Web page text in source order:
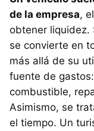
de la empresa,
obtener liquidez.
se convierte en
más allá de su
fuente de
combustible,
Asimismo, se
el tiempo. Un